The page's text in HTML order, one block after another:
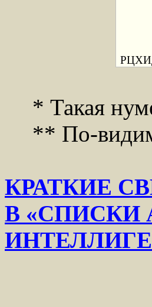
* Такая
** По-
КРАТКИЕ
В «СПИСКИ